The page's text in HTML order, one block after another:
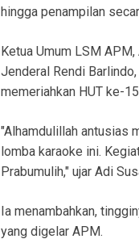
hingga penampilan
Ketua Umum LSM
Jenderal Rendi
memeriahkan HUT ke-
"Alhamdulillah antusias
lomba karaoke ini.
Prabumulih," ujar Adi
Ia menambahkan,
yang digelar APM.